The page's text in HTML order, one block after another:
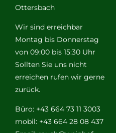
Ottersbach
Wir sind erreichbar
Montag bis Donnerstag
von 09:00 bis 15:30 Uhr
Sollten Sie uns nicht
erreichen rufen wir gerne
zurück.
Büro: +43 664 73 11 3003
mobil: +43 664 28 08 437